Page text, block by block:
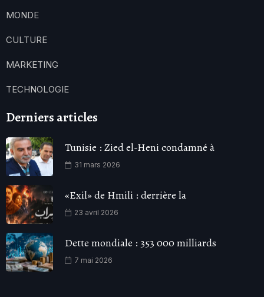
MONDE
CULTURE
MARKETING
TECHNOLOGIE
Derniers articles
Tunisie : Zied el-Heni condamné à
31 mars 2026
«Exil» de Hmili : derrière la
23 avril 2026
Dette mondiale : 353 000 milliards
7 mai 2026